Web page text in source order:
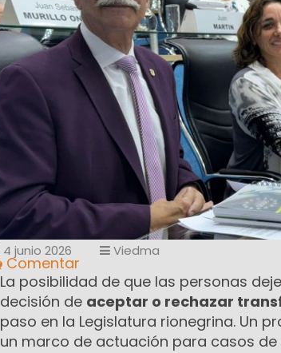
4 junio 2026 Viedma
Comentar
La posibilidad de que las personas
decisión de aceptar o rechazar
paso en la Legislatura rionegrina. Un
un marco de actuación para casos